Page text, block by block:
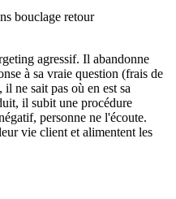
bouclage retour
agressif. Il abandonne
à sa vraie question (frais de
ne sait pas où en est sa
il subit une procédure
personne ne l'écoute.
vie client et alimentent les